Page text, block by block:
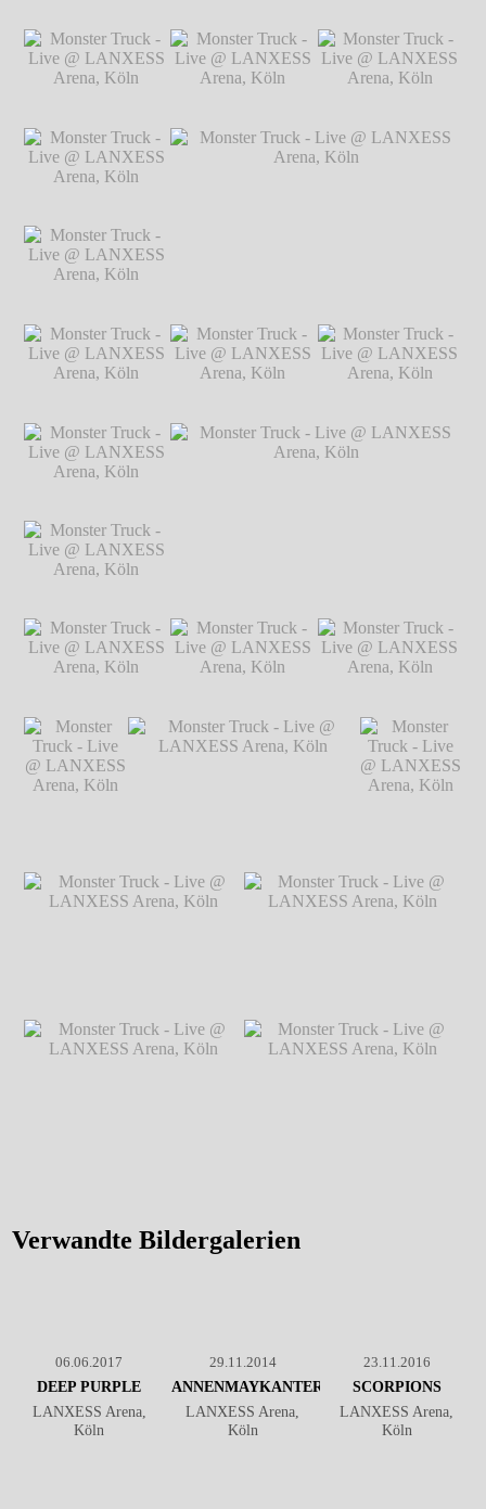
Monster Truck -
Live @ LANXESS
Arena, Köln℗
Monster Truck - Live @ LANXESS
Arena, Köln℗ Markus Hillgärtner
Monster Truck -
Live @ LANXESS
Arena, Köln℗
Monster Truck -
Live @ LANXESS
Monster Truck -
Live @ LANXESS
Monster Truck -
Live @ LANXESS
Arena, Köln℗
Monster Truck -
Live @ LANXESS
Arena, Köln℗
Monster Truck - Live @ LANXESS
Arena, Köln℗ Markus Hillgärtner
Monster Truck -
Live @ LANXESS
Arena, Köln℗
Monster Truck -
Live @ LANXESS
Monster Truck -
Live @ LANXESS
Monster Truck -
Live @ LANXESS
Arena, Köln℗
Monster Truck -
Live @ LANXESS
Arena, Köln℗
Monster Truck - Live @ LANXESS
Arena, Köln℗ Markus Hillgärtner
Monster Truck -
Live @ LANXESS
Arena, Köln
Markus Hillgärtner
Monster Truck -
Live @ LANXESS
Monster Truck -
Live @ LANXESS
Arena, Köln℗
Markus Hillgärtner
Monster Truck
- Live @
Monster Truck - Live @
LANXESS Arena, Köln℗
Monster Truck
- Live @
Monster Truck - Live @
LANXESS Arena, Köln℗
Monster Truck - Live @
LANXESS Arena, Köln℗
Verwandte Bildergalerien
06.06.2017
DEEP PURPLE
LANXESS Arena,
Köln
29.11.2014
ANNENMAYKANTEREIT
LANXESS Arena,
Köln
23.11.2016
SCORPIONS
LANXESS Arena,
Köln